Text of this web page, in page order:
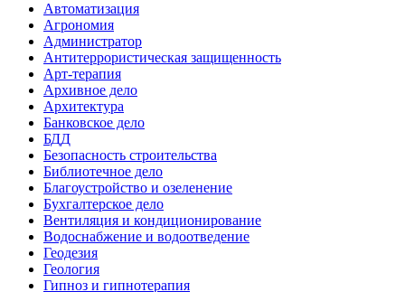
Автоматизация
Агрономия
Администратор
Антитеррористическая защищенность
Арт-терапия
Архивное дело
Архитектура
Банковское дело
БДД
Безопасность строительства
Библиотечное дело
Благоустройство и озеленение
Бухгалтерское дело
Вентиляция и кондиционирование
Водоснабжение и водоотведение
Геодезия
Геология
Гипноз и гипнотерапия